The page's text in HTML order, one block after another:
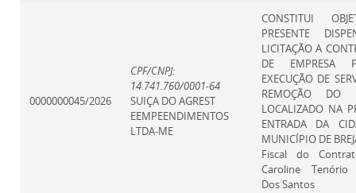
0000000045/2026
CPF/CNPJ:
14.741.760/0001-64
SUIÇA DO AGREST
EEMPEENDIMENTOS
LTDA-ME
CONSTITUI
PRESENTE
LICITAÇÃO A
DE EMPRESA
EXECUÇÃO DE
REMOÇÃO DO
LOCALIZADO NA
ENTRADA DA
MUNICÍPIO DE
Fiscal do
Caroline Tenório
Dos Santos